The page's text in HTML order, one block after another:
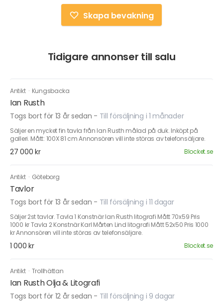
Skapa bevakning
Tidigare annonser till salu
Antikt · Kungsbacka
Ian Rusth
Togs bort för 13 år sedan - Till försäljning i 1 månader
Säljer en mycket fin tavla från Ian Rusth målad på duk. Inköpt på
galleri. Mått: 100X 81 cm Annonsören vill inte störas av telefonsäljare.
27 000 kr Blocket.se
Antikt · Göteborg
Tavlor
Togs bort för 13 år sedan - Till försäljning i 11 dagar
Säljer 2st tavlor. Tavla 1 Konstnär Ian Rusth litografi Mått 70x59 Pris
1000 kr Tavla 2 Konstnär Karl Mårten Lind litografi Mått 52x50 Pris 1000
kr Annonsören vill inte störas av telefonsäljare.
1 000 kr Blocket.se
Antikt · Trollhättan
Ian Rusth Olja & Litografi
Togs bort för 12 år sedan - Till försäljning i 9 dagar